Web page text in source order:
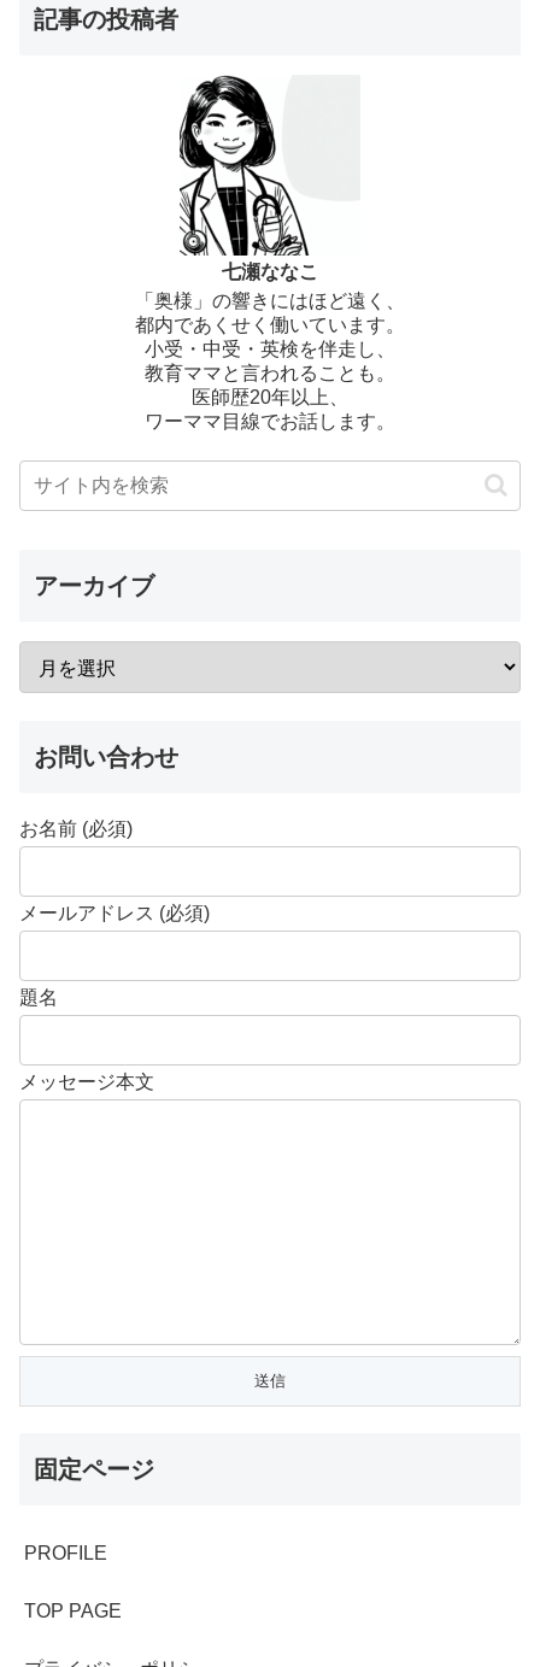
記事の投稿者
七瀬ななこ
「奥様」の響きにはほど遠く、
都内であくせく働いています。
小受・中受・英検を伴走し、
教育ママと言われることも。
医師歴20年以上、
ワーママ目線でお話します。
アーカイブ
お問い合わせ
お名前 (必須)
メールアドレス (必須)
題名
メッセージ本文
固定ページ
PROFILE
TOP PAGE